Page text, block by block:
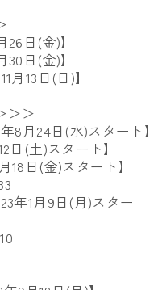
日(金)】
日(金)】
13日(日)】
＞＞
8月24日(水)スタート 】
日(土)スタート】
18日(金)スタート】
年1月9日(月)スター